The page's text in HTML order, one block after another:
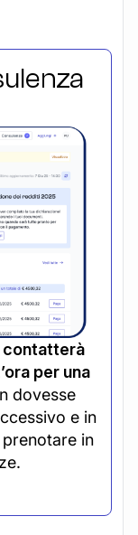
contatterà
per una
dovesse
e in
prenotare in